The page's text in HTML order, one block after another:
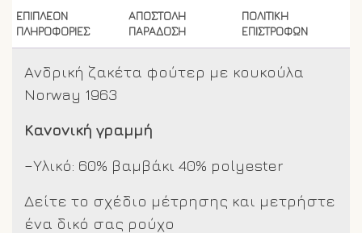
ποσότητα
ΕΠΙΠΛΈΟΝ
ΠΛΗΡΟΦΟΡΊΕΣ
ΑΠΟΣΤΟΛΗ
ΠΑΡΑΔΟΣΗ
ΠΟΛΙΤΙΚΗ
ΕΠΙΣΤΡΟΦΩΝ
Ανδρική ζακέτα φούτερ με κουκούλα
Norway 1963
Κανονική γραμμή
–Υλικό: 60% βαμβάκι 40% polyester
Δείτε το σχέδιο μέτρησης και μετρήστε
ένα δικό σας ρούχο